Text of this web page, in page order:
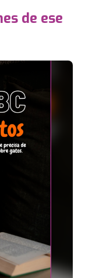
de ese